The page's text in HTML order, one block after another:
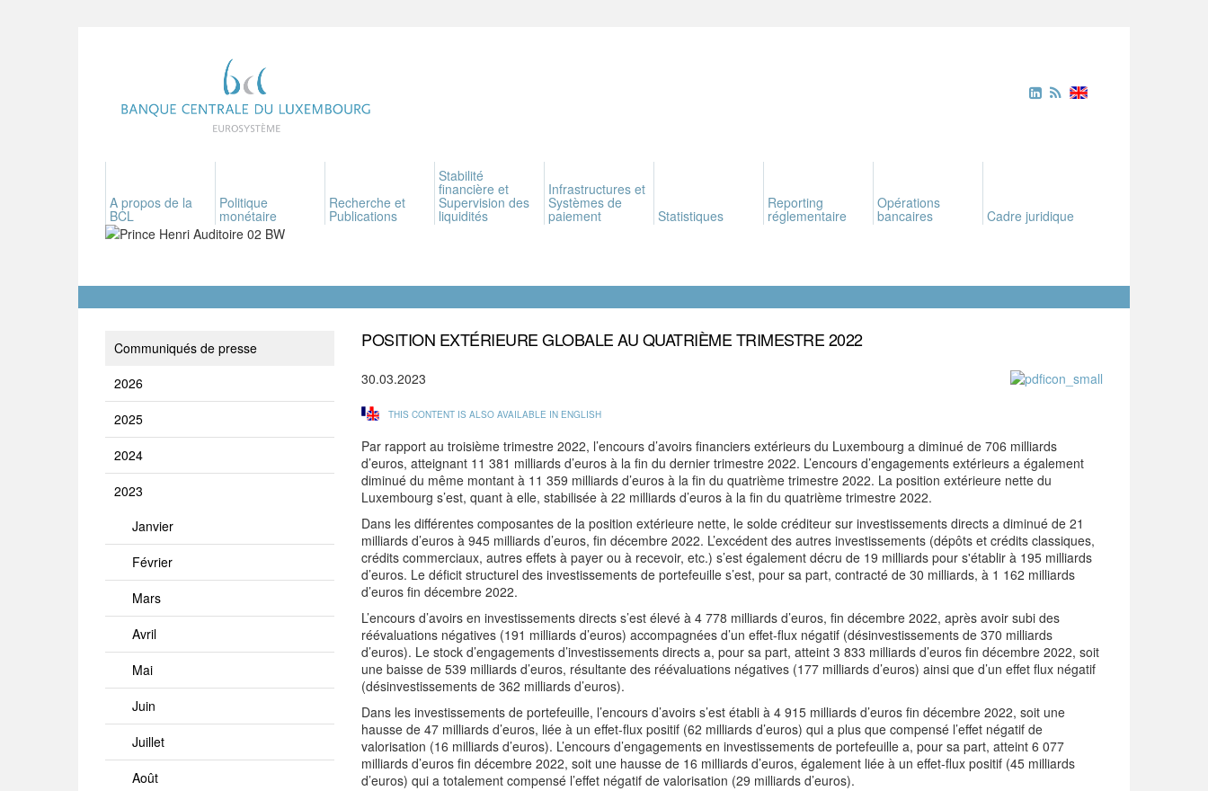
A propos de la
BCL
Politique
monétaire
Recherche et
Publications
Stabilité
financière et
Supervision des
liquidités
Infrastructures et
Systèmes de
paiement Statistiques
Reporting
réglementaire
Opérations
bancaires Cadre juridique
Communiqués de presse
2026
2025
2024
2023
Janvier
Février
Mars
Avril
Mai
Juin
Juillet
Août
POSITION EXTÉRIEURE GLOBALE AU QUATRIÈME TRIMESTRE 2022
30.03.2023
THIS CONTENT IS ALSO AVAILABLE IN ENGLISH
Par rapport au troisième trimestre 2022, l’encours d’avoirs financiers extérieurs du Luxembourg a diminué de 706 milliards
d’euros, atteignant 11 381 milliards d’euros à la fin du dernier trimestre 2022. L’encours d’engagements extérieurs a également
diminué du même montant à 11 359 milliards d’euros à la fin du quatrième trimestre 2022. La position extérieure nette du
Luxembourg s’est, quant à elle, stabilisée à 22 milliards d’euros à la fin du quatrième trimestre 2022.
Dans les différentes composantes de la position extérieure nette, le solde créditeur sur investissements directs a diminué de 21
milliards d’euros à 945 milliards d’euros, fin décembre 2022. L’excédent des autres investissements (dépôts et crédits classiques,
crédits commerciaux, autres effets à payer ou à recevoir, etc.) s’est également décru de 19 milliards pour s'établir à 195 milliards
d’euros. Le déficit structurel des investissements de portefeuille s’est, pour sa part, contracté de 30 milliards, à 1 162 milliards
d’euros fin décembre 2022.
L’encours d’avoirs en investissements directs s’est élevé à 4 778 milliards d’euros, fin décembre 2022, après avoir subi des
réévaluations négatives (191 milliards d’euros) accompagnées d’un effet-flux négatif (désinvestissements de 370 milliards
d’euros). Le stock d’engagements d’investissements directs a, pour sa part, atteint 3 833 milliards d’euros fin décembre 2022, soit
une baisse de 539 milliards d’euros, résultante des réévaluations négatives (177 milliards d’euros) ainsi que d’un effet flux négatif
(désinvestissements de 362 milliards d’euros).
Dans les investissements de portefeuille, l’encours d’avoirs s’est établi à 4 915 milliards d’euros fin décembre 2022, soit une
hausse de 47 milliards d’euros, liée à un effet-flux positif (62 milliards d’euros) qui a plus que compensé l’effet négatif de
valorisation (16 milliards d’euros). L’encours d’engagements en investissements de portefeuille a, pour sa part, atteint 6 077
milliards d’euros fin décembre 2022, soit une hausse de 16 milliards d’euros, également liée à un effet-flux positif (45 milliards
d’euros) qui a totalement compensé l’effet négatif de valorisation (29 milliards d’euros).